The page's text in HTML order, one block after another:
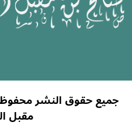
جميع حقوق النشر
مقبل